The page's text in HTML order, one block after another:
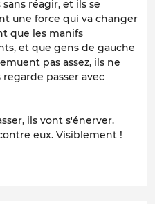
réagir, et ils se
une force qui va changer
que les manifs
et que gens de gauche
pas assez, ils ne
passer avec
ils vont s'énerver.
eux. Visiblement !